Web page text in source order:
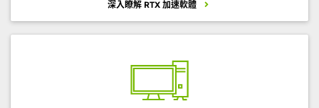
深入瞭解 RTX 加速軟體